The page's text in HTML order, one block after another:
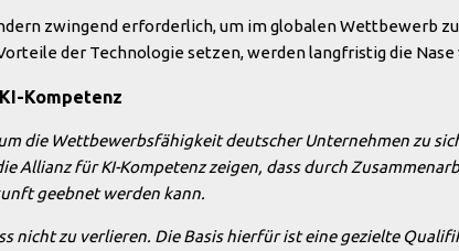
zwingend erforderlich, um im globalen Wettbewerb
der Technologie setzen, werden langfristig die Nase
Kompetenz
die Wettbewerbsfähigkeit deutscher Unternehmen zu
Allianz für KI-Kompetenz zeigen, dass durch
geebnet werden kann.
nicht zu verlieren. Die Basis hierfür ist eine gezielte